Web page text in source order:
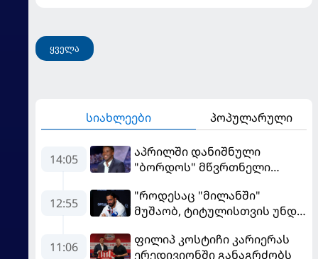
ყველა
სიახლეები პოპულარული
14:05
აპრილში დანიშნული
"ბორდოს" მწვრთნელი
12:55
"როდესაც "მილანში"
მუშაობ, ტიტულისთვის უნდა
"როსონერის" ფანები
11:06
ფილიპ კოსტიჩი კარიერას
ერედივიონში განაგრძობს